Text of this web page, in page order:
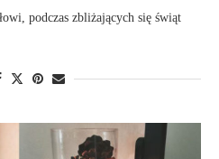
podczas zbliżających się świąt